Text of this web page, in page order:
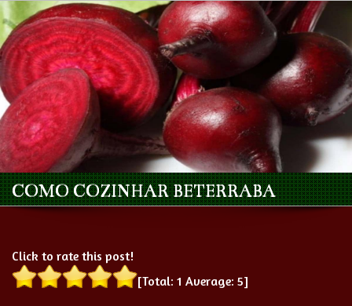
COMO COZINHAR BETERRABA
Click to rate this post!
[Total: 1 Average: 5]